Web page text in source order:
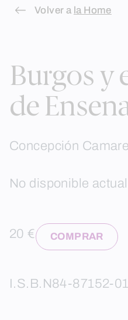
Skip
Volver a la Home
Burgos y
de
Concepción
No disponible
20 € COMPRAR
I.S.B.N84-87152-